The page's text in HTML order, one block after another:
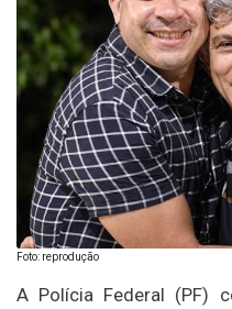
Foto: reprodução
A Polícia Federal (PF)